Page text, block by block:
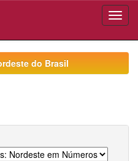
do Brasil